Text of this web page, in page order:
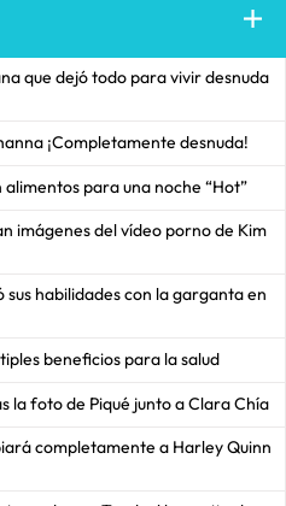
que dejó todo para vivir desnuda
¡Completamente desnuda!
alimentos para una noche “Hot”
imágenes del vídeo porno de Kim
habilidades con la garganta en
beneficios para la salud
la foto de Piqué junto a Clara Chía
completamente a Harley Quinn